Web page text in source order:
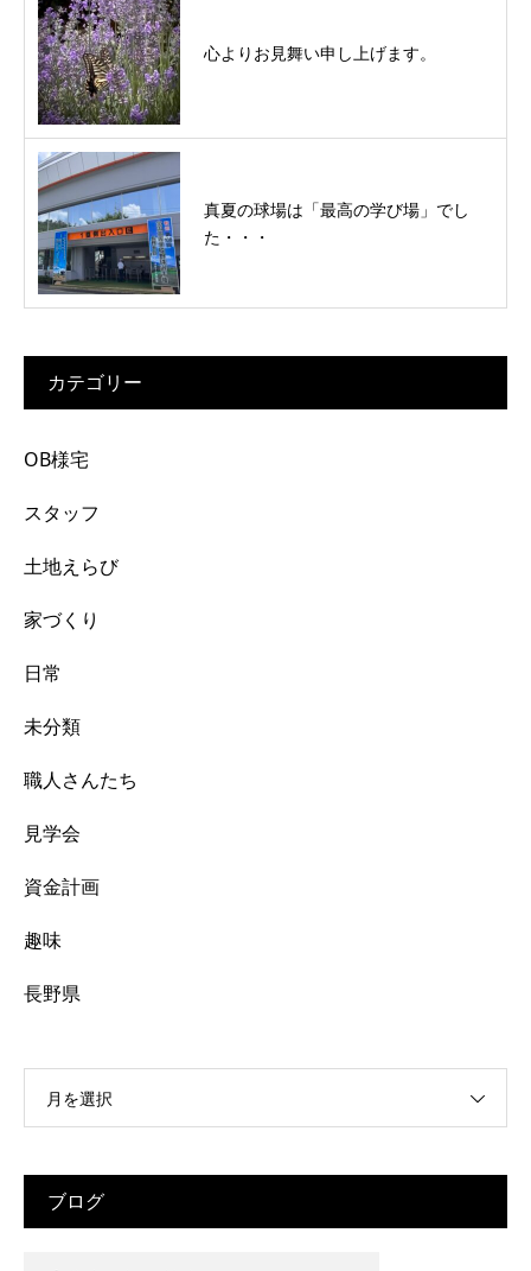
心よりお見舞い申し上げます。
真夏の球場は「最高の学び場」でし
た・・・
カテゴリー
OB様宅
スタッフ
土地えらび
家づくり
日常
未分類
職人さんたち
見学会
資金計画
趣味
長野県
月を選択
ブログ